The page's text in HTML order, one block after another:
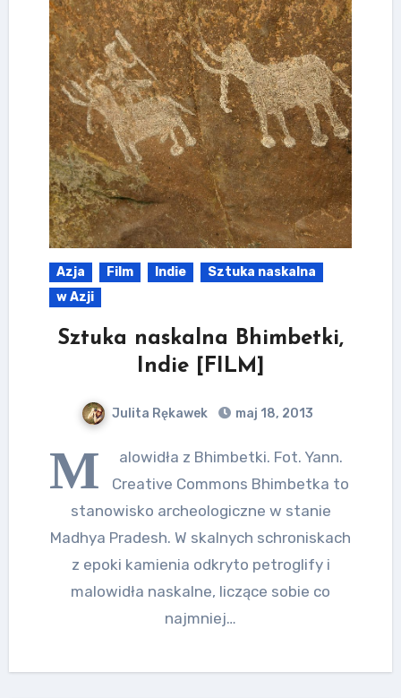
Azja Film Indie
Sztuka naskalna
w Azji
Sztuka naskalna Bhimbetki,
Indie [FILM]
Julita Rękawek maj 18, 2013
M
alowidła z Bhimbetki. Fot. Yann.
Creative Commons Bhimbetka to
stanowisko archeologiczne w stanie
Madhya Pradesh. W skalnych schroniskach
z epoki kamienia odkryto petroglify i
malowidła naskalne, liczące sobie co
najmniej…